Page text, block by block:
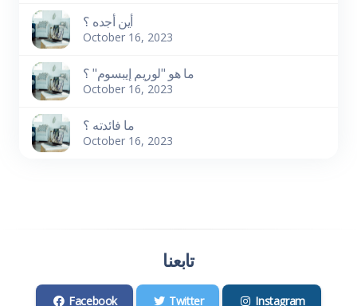
أين أجده ؟
October 16, 2023
ما هو "لوريم إيبسوم" ؟
October 16, 2023
ما فائدته ؟
October 16, 2023
تابعنا
Facebook Twitter Instagram